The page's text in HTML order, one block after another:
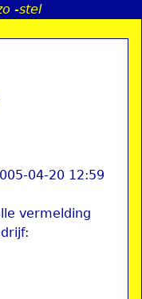
-stel
04-20 12:59
vermelding